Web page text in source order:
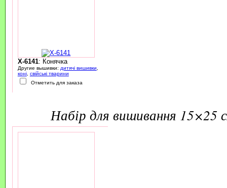
X-6141: Конячка
Другие вышивки: дитячі вишивки
коні, свійські тварини
Отметить для заказа
набір для вишивання